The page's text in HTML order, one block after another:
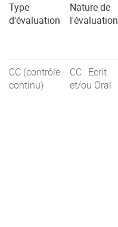
Type
d'évaluation
Nature de
l'évaluation
CC (contrôle
continu)
CC : Ecrit
et/ou Oral